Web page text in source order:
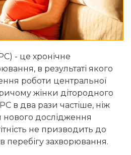
- це хронічне
в результаті якого
роботи центральної
жінки дітородного
в два рази частіше, ніж
нового дослідження
не призводить до
перебігу захворювання.